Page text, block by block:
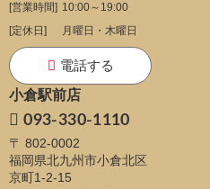
[営業時間] 10:00～19:00
[定休日]
月曜日・木曜日
電話する
小倉駅前店
093-330-1110
〒 802-0002
福岡県北九州市小倉北区
京町1-2-15